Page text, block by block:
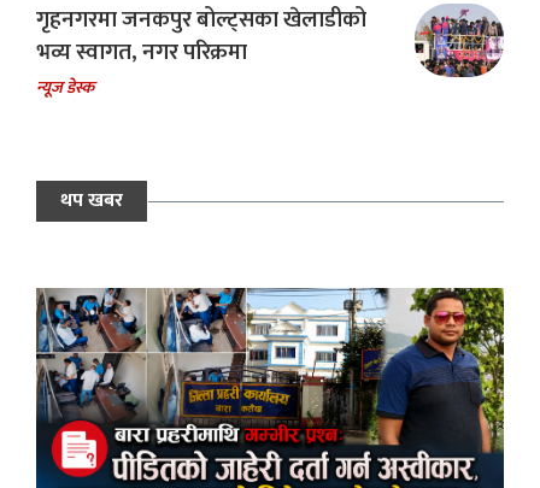
गृहनगरमा जनकपुर बोल्ट्सका खेलाडीको
भव्य स्वागत, नगर परिक्रमा
न्यूज डेस्क
थप खबर